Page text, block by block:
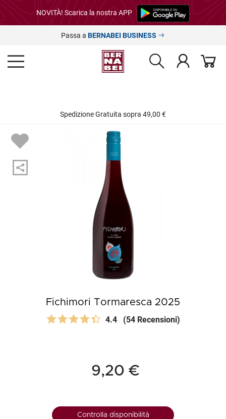
NOVITÀ! Scarica la nostra APP
Passa a BERNABEI BUSINESS
Spedizione Gratuita sopra 49,00 €
Fichimori Tormaresca 2025
4.4 (54 Recensioni)
9,20 €
Controlla disponibilità